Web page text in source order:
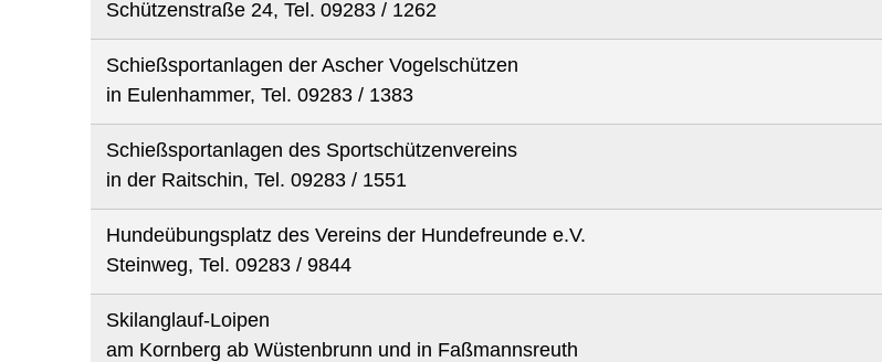
Schützenstraße 24, Tel. 09283 / 1262
Schießsportanlagen der Ascher Vogelschützen
in Eulenhammer, Tel. 09283 / 1383
Schießsportanlagen des Sportschützenvereins
in der Raitschin, Tel. 09283 / 1551
Hundeübungsplatz des Vereins der Hundefreunde e.V.
Steinweg, Tel. 09283 / 9844
Skilanglauf-Loipen
am Kornberg ab Wüstenbrunn und in Faßmannsreuth